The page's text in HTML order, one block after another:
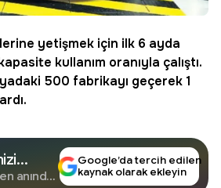
yetişmek için ilk 6 ayda
kullanım oranıyla çalıştı.
500 fabrikayı geçerek 1
anında
Google’da tercih edilen
kaynak olarak ekleyin